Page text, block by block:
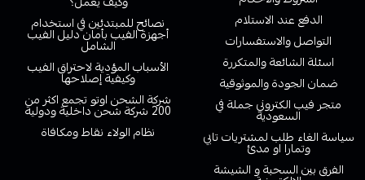
الدفع عند الاستلام
التواصل والاستفسارات
اسئلة الشائعة والمتكررة
ضمان الجودة والموثوقية
متجر فيب الكتروني جملة في
السعودية
سياسة الغاء طلب لمشتريات تابي
وتمارا او مدئ
الفرق بين السحبة و الشيشة
نصائح للمبتدئين في استخدام
أجهزة الفيب بأمان دليل الفيب
الشامل
الأسباب المؤدية لاحتراق الفيب
وكيفية إصلاحها
شركة الشحن اوتو تجمع اكثر من
200 شركة شحن داخلية ودولية
نظام الولاء نقاط ومكافاة